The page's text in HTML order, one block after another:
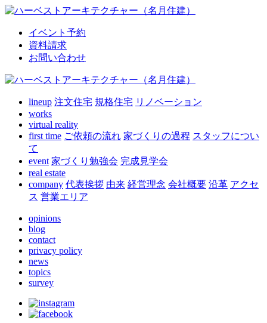
イベント予約
資料請求
お問い合わせ
lineup 注文住宅 規格住宅 リノベーション
works
virtual reality
first time ご依頼の流れ 家づくりの過程 スタッフについ
て
event 家づくり勉強会 完成見学会
real estate
company 代表挨拶 由来 経営理念 会社概要 沿革 アクセ
ス 営業エリア
opinions
blog
contact
privacy policy
news
topics
survey